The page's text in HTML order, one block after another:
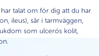
talat om för dig att du har
ileus), sår i tarmväggen,
som ulcerös kolit,